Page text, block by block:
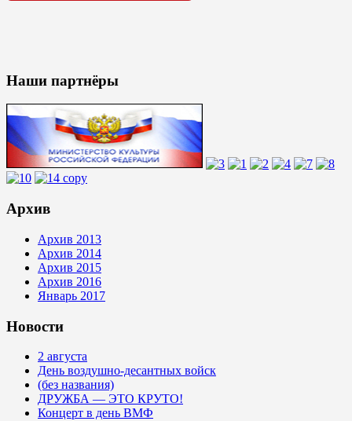
Наши партнёры
Архив
Архив 2013
Архив 2014
Архив 2015
Архив 2016
Январь 2017
Новости
2 августа
День воздушно-десантных войск
(без названия)
ДРУЖБА — ЭТО КРУТО!
Концерт в день ВМФ